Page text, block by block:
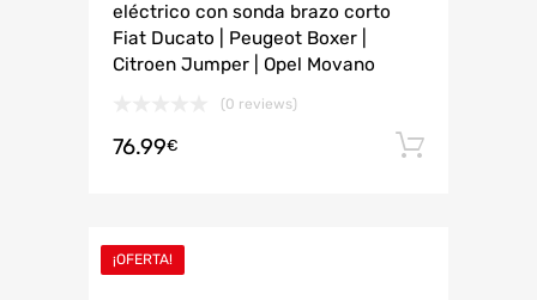
eléctrico con sonda brazo corto
Fiat Ducato | Peugeot Boxer |
Citroen Jumper | Opel Movano
(0 reviews)
76.99€
¡OFERTA!